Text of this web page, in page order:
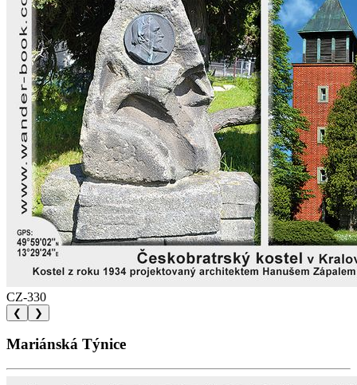
CZ-330
❮ ❯
Mariánská Týnice